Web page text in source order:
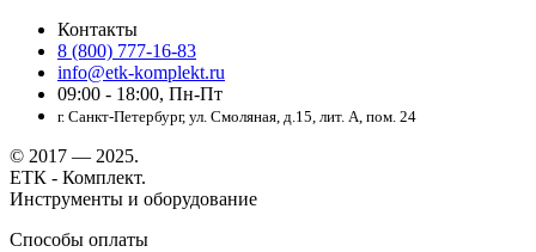
Контакты
8 (800) 777-16-83
info@etk-komplekt.ru
09:00 - 18:00, Пн-Пт
г. Санкт-Петербург, ул. Смоляная, д.15, лит. А, пом. 24
© 2017 — 2025.
ЕТК - Комплект.
Инструменты и оборудование
Способы оплаты